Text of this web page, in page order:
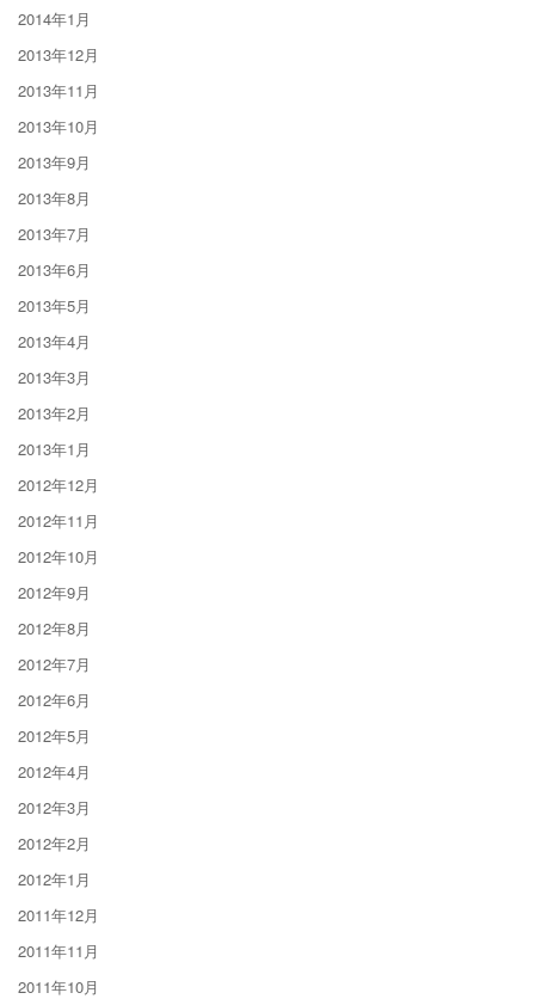
2014年1月
2013年12月
2013年11月
2013年10月
2013年9月
2013年8月
2013年7月
2013年6月
2013年5月
2013年4月
2013年3月
2013年2月
2013年1月
2012年12月
2012年11月
2012年10月
2012年9月
2012年8月
2012年7月
2012年6月
2012年5月
2012年4月
2012年3月
2012年2月
2012年1月
2011年12月
2011年11月
2011年10月